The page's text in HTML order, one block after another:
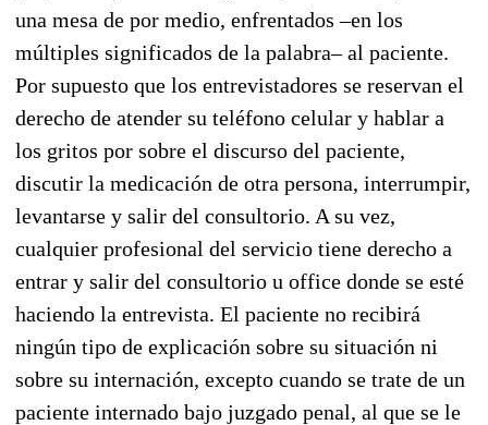
una mesa de por medio, enfrentados –en los
múltiples significados de la palabra– al paciente.
Por supuesto que los entrevistadores se reservan el
derecho de atender su teléfono celular y hablar a
los gritos por sobre el discurso del paciente,
discutir la medicación de otra persona, interrumpir,
levantarse y salir del consultorio. A su vez,
cualquier profesional del servicio tiene derecho a
entrar y salir del consultorio u office donde se esté
haciendo la entrevista. El paciente no recibirá
ningún tipo de explicación sobre su situación ni
sobre su internación, excepto cuando se trate de un
paciente internado bajo juzgado penal, al que se le